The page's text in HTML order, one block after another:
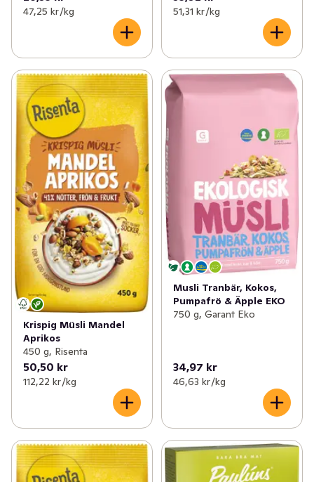
47,25 kr /kg 51,31 kr /kg
Krispig Müsli Mandel
Aprikos
450 g, Risenta
50,50 kr
112,22 kr /kg
Musli Tranbär, Kokos,
Pumpafrö & Äpple EKO
750 g, Garant Eko
34,97 kr
46,63 kr /kg